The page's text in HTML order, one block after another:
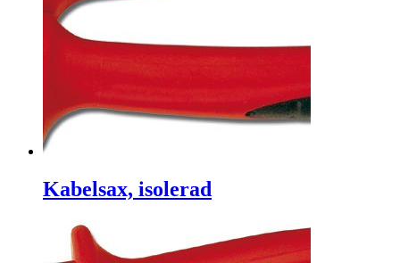
Kabelsax, isolerad